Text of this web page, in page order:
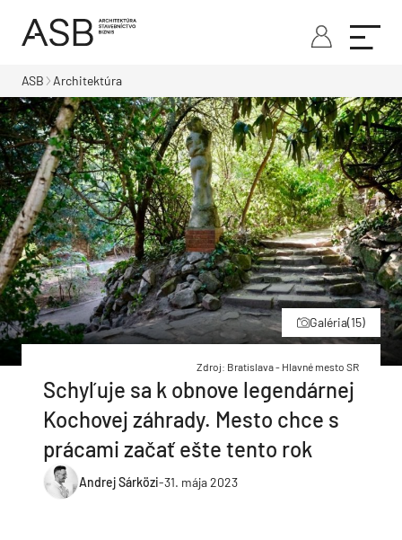
ASB Architektúra
Galéria(15)
Zdroj: Bratislava - Hlavné mesto SR
Schyľuje sa k obnove legendárnej
Kochovej záhrady. Mesto chce s
prácami začať ešte tento rok
Andrej Sárközi-31. mája 2023